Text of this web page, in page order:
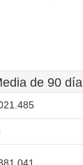
de 90 día